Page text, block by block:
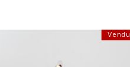
Vendu